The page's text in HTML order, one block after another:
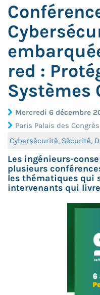
red :
Systèmes
Mercredi 6 décembre
Paris Palais des Congrès
Cybersécurité, Sécurité,
Les ingénieurs-
plusieurs
les thématiques qui
intervenants qui